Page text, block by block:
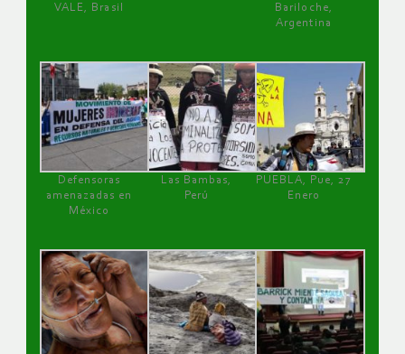
VALE, Brasil
Bariloche,
Argentina
Defensoras
amenazadas en
México
Las Bambas,
Perú
PUEBLA, Pue, 27
Enero